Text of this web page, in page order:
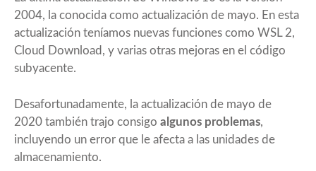
2004, la conocida como actualización de mayo. En esta
actualización teníamos nuevas funciones como WSL 2,
Cloud Download, y varias otras mejoras en el código
subyacente.
Desafortunadamente, la actualización de mayo de
2020 también trajo consigo algunos problemas,
incluyendo un error que le afecta a las unidades de
almacenamiento.